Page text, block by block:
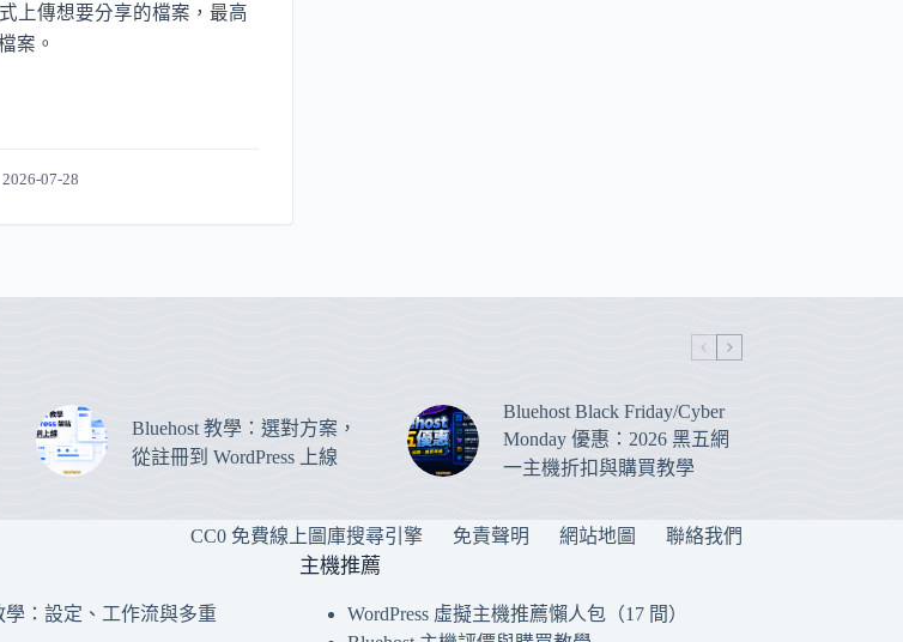
上傳想要分享的檔案，最高
案。
2026-07-28
Bluehost 教學：選對方案，
從註冊到 WordPress 上線
Bluehost Black Friday/Cyber
Monday 優惠：2026 黑五網
一主機折扣與購買教學
CC0 免費線上圖庫搜尋引擎 免責聲明 網站地圖
聯絡我們
學：設定、工作流與多重
主機推薦
WordPress 虛擬主機推薦懶人包（17 間）